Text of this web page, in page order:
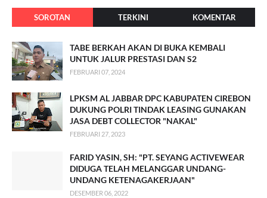
SOROTAN TERKINI KOMENTAR
TABE BERKAH AKAN DI BUKA KEMBALI
UNTUK JALUR PRESTASI DAN S2
FEBRUARI 07, 2024
LPKSM AL JABBAR DPC KABUPATEN CIREBON
DUKUNG POLRI TINDAK LEASING GUNAKAN
JASA DEBT COLLECTOR "NAKAL"
FEBRUARI 27, 2023
FARID YASIN, SH: "PT. SEYANG ACTIVEWEAR
DIDUGA TELAH MELANGGAR UNDANG-
UNDANG KETENAGAKERJAAN"
DESEMBER 06, 2022